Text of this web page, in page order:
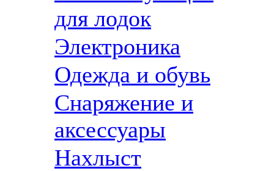
для лодок
Электроника
Одежда и обувь
Снаряжение и
аксессуары
Нахлыст